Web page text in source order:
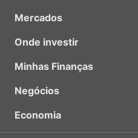
Mercados
Onde investir
Minhas Finanças
Negócios
Economia